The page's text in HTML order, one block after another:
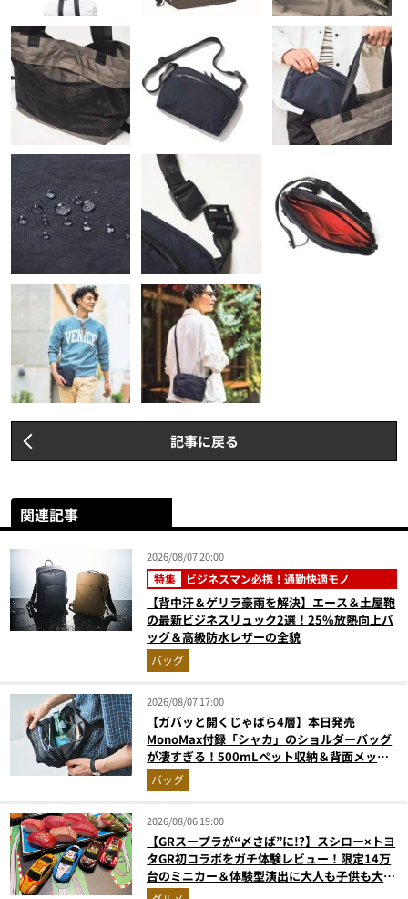
記事に戻る
関連記事
2026/08/07 20:00
特集 ビジネスマン必携！通勤快適モノ
【背中汗＆ゲリラ豪雨を解決】エース＆土屋鞄
の最新ビジネスリュック2選！25%放熱向上バ
ッグ＆高級防水レザーの全貌
バッグ
2026/08/07 17:00
【ガバッと開くじゃばら4層】本日発売
MonoMax付録「シャカ」のショルダーバッグ
が凄すぎる！500mLペット収納＆背面メッシ
ュでベタつかない
バッグ
2026/08/06 19:00
【GRスープラが“〆さば”に!?】スシロー×トヨ
タGR初コラボをガチ体験レビュー！限定14万
台のミニカー＆体験型演出に大人も子供も大興
奮間違いなし